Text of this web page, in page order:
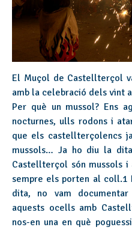
El Muçol de Castellterçol
amb la celebració dels vint
Per què un mussol? Ens
nocturnes, ulls rodons i
que els castellterçolencs
mussols… Ja ho diu la
Castellterçol són mussols i
sempre els porten al coll.1
dita, no vam
aquests ocells amb
nos-en una en què